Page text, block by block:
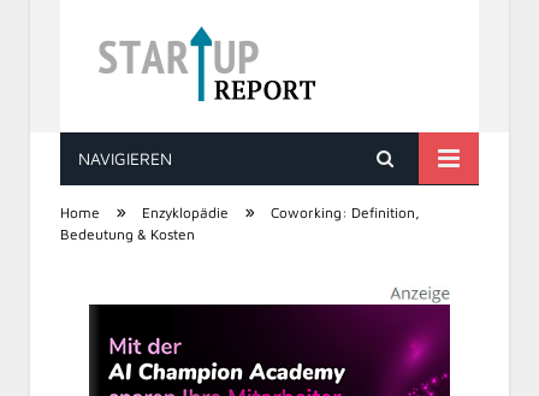
STARTUP REPORT
NAVIGIEREN
Home » Enzyklopädie »
Coworking: Definition,
Bedeutung & Kosten